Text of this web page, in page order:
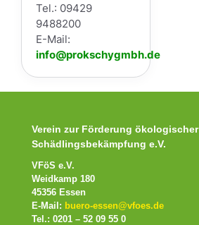
Tel.: 09429
9488200
E-Mail:
info@prokschygmbh.de
Verein zur Förderung ökologischer
Schädlingsbekämpfung e.V.
VFöS e.V.
Weidkamp 180
45356 Essen
E-Mail: buero-essen@vfoes.de
Tel.: 0201 – 52 09 55 0